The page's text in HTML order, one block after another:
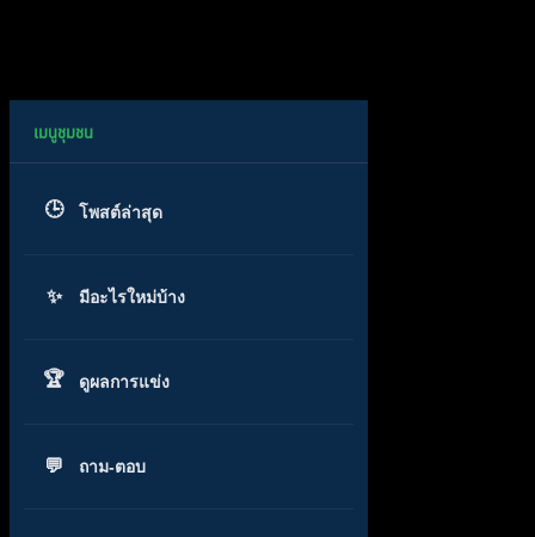
โพสต์ล่าสุด
มีอะไรใหม่บ้าง
ดูผลการแข่ง
ถาม-ตอบ